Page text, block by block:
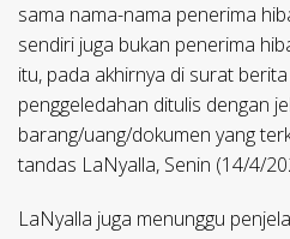
sama nama-nama penerima
sendiri juga bukan penerima
itu, pada akhirnya di surat
penggeledahan ditulis dengan
barang/uang/dokumen yang
tandas LaNyalla, Senin (14/4/
LaNyalla juga menunggu